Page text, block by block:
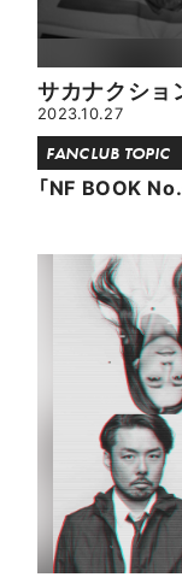
サカナクショ
2023.10.27
FANCLUB TOPIC
「NF BOOK